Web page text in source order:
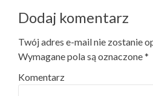
Dodaj komentarz
Twój adres e-mail nie zostanie
Wymagane pola są oznaczone*
Komentarz